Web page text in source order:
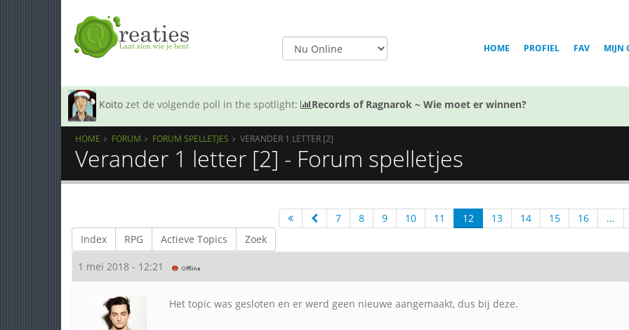
HOME PROFIEL FAV MIJN
Koito zet de volgende poll in the spotlight: Records of Ragnarok ~ Wie moet er winnen?
HOME FORUM FORUM SPELLETJES VERANDER 1 LETTER [2]
Verander 1 letter [2] - Forum spelletjes
Index RPG Actieve Topics Zoek
7 8 9 10 11 12 13 14 15 16 ...
1 mei 2018 - 12:21
Het topic was gesloten en er werd geen nieuwe aangemaakt, dus bij deze.